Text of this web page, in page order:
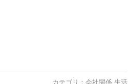
カテゴリ： 会社関係 生活